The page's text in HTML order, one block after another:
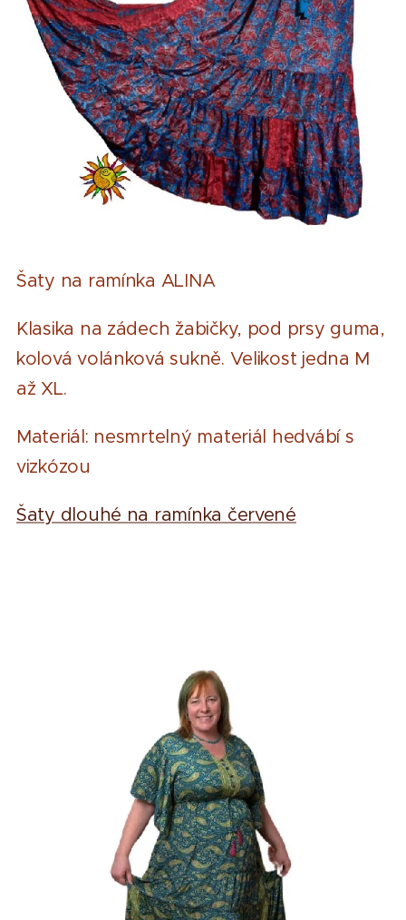
Šaty na ramínka ALINA
Klasika na zádech žabičky, pod prsy guma,
kolová volánková sukně. Velikost jedna M
až XL.
Materiál: nesmrtelný materiál hedvábí s
vizkózou
Šaty dlouhé na ramínka červené